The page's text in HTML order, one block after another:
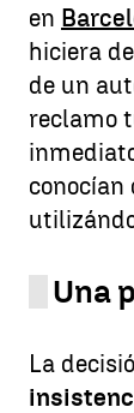
en
hiciera
de un
reclamo
conocían
Una
La